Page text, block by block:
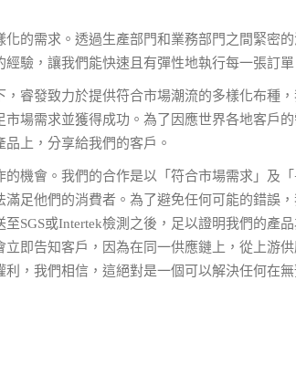
的需求。透過生產部門和業務部門之間緊密
驗，讓我們能快速且有彈性地執行每一張訂單
睿發致力於提供符合市場潮流的多樣化布種
場需求並獲得成功。為了因應世界各地客戶
上，分享給我們的客戶。
的機會。我們的合作是以「符合市場需求」及
滿足他們的消費者。為了避免任何可能的錯誤
SGS或Intertek檢測之後，足以證明我們的產
即告知客戶，因為在同一供應鏈上，從上游
利，我們相信，這絕對是一個可以解決任何在